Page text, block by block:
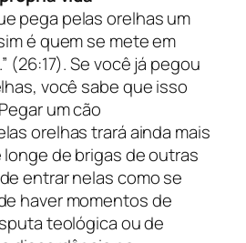
pega pelas orelhas um
é quem se mete em
(26:17).Se você já pegou
você sabe que isso
um cão
orelhas trará ainda mais
longe de brigas de outras
entrar nelas como se
haver momentos de
teológica ou de